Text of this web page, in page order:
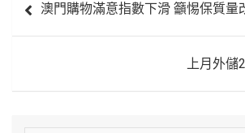
章
澳門購物滿意指數下滑 籲惕保質量
上月外儲